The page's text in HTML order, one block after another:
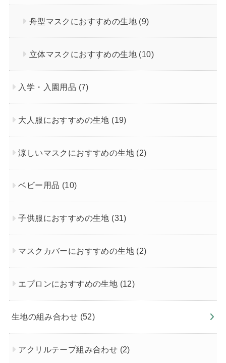
舟型マスクにおすすめの生地 (9)
立体マスクにおすすめの生地 (10)
入学・入園用品 (7)
大人服におすすめの生地 (19)
涼しいマスクにおすすめの生地 (2)
ベビー用品 (10)
子供服におすすめの生地 (31)
マスクカバーにおすすめの生地 (2)
エプロンにおすすめの生地 (12)
生地の組み合わせ (52)
アクリルテープ組み合わせ (2)